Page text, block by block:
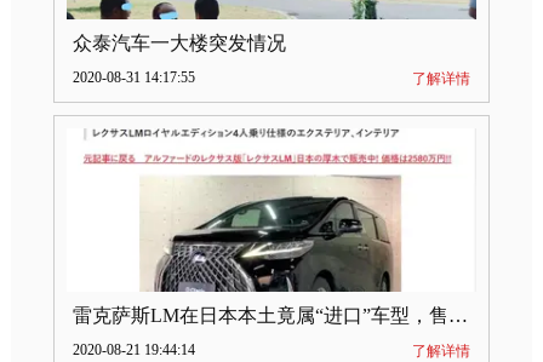
众泰汽车一大楼突发情况
2020-08-31 14:17:55 了解详情
雷克萨斯LM在日本本土竟属“进口”车型，售价2580万日元
2020-08-21 19:44:14 了解详情